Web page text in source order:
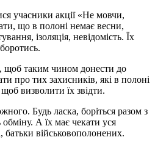
учасники акції «Не мовчи,
що в полоні немає весни,
ізоляція, невідомість. Їх
щоб таким чином донести до
про тих захисників, які в полоні
визволити їх звідти.
Будь ласка, боріться разом з
А їх має чекати уся
батьки військовополонених.